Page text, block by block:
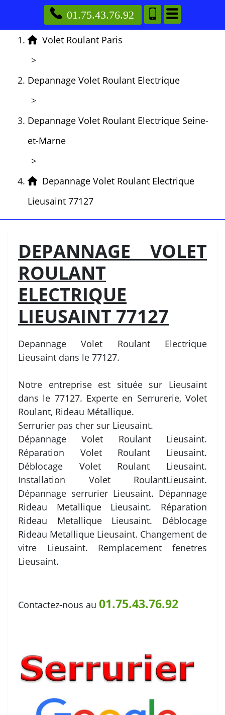
01.75.43.76.92
Volet Roulant Paris
>
Depannage Volet Roulant Electrique
>
Depannage Volet Roulant Electrique Seine-
et-Marne
>
Depannage Volet Roulant Electrique
Lieusaint 77127
DEPANNAGE VOLET
ROULANT
ELECTRIQUE
LIEUSAINT 77127
Depannage Volet Roulant Electrique
Lieusaint dans le 77127.
Notre entreprise est située sur Lieusaint
dans le 77127. Experte en Serrurerie, Volet
Roulant, Rideau Métallique.
Serrurier pas cher sur Lieusaint.
Dépannage Volet Roulant Lieusaint.
Réparation Volet Roulant Lieusaint.
Déblocage Volet Roulant Lieusaint.
Installation Volet RoulantLieusaint.
Dépannage serrurier Lieusaint. Dépannage
Rideau Metallique Lieusaint. Réparation
Rideau Metallique Lieusaint. Déblocage
Rideau Metallique Lieusaint. Changement de
vitre Lieusaint. Remplacement fenetres
Lieusaint.
Contactez-nous au 01.75.43.76.92